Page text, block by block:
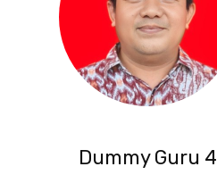
Dummy Guru 4